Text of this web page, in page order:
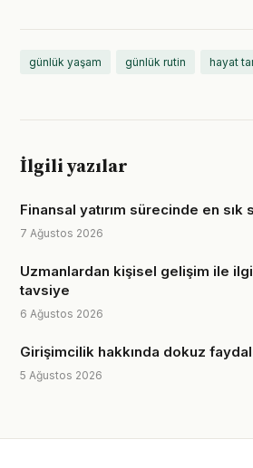
günlük yaşam günlük rutin hayat
İlgili yazılar
Finansal yatırım sürecinde en
7 Ağustos 2026
Uzmanlardan kişisel gelişim ile
tavsiye
6 Ağustos 2026
Girişimcilik hakkında dokuz
5 Ağustos 2026